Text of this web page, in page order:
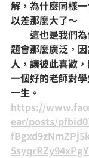
解，為什麼同樣
以差那麼大了～
這也是我們為
題會那麼廣泛，
人，讓彼此喜歡
一個好的老師對
一生。
https://
ear/posts/